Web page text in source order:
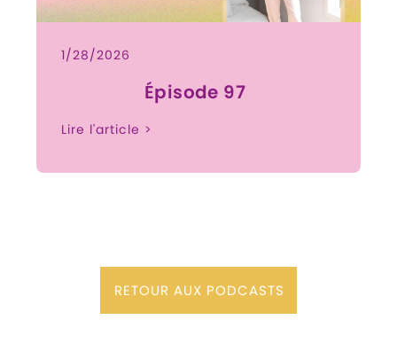
1/28/2026
Épisode 97
Lire l'article >
RETOUR AUX PODCASTS